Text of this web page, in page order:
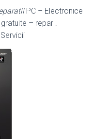
PC – Electronice
– repar .